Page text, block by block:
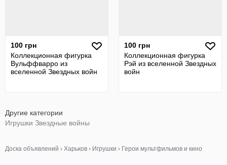
100 грн
Коллекционная фигурка
Вульффварро из
вселенной Звездных войн
100 грн
Коллекционная фигурка
Рэй из вселенной Звездных
войн
Другие категории
Игрушки Звездные войны
Доска объявлений › Харьков › Игрушки › Герои мультфильмов и кино